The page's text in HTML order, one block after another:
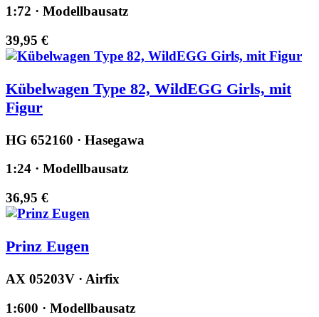
1:72 · Modellbausatz
39,95 €
Kübelwagen Type 82, WildEGG Girls, mit
Figur
HG 652160 · Hasegawa
1:24 · Modellbausatz
36,95 €
Prinz Eugen
AX 05203V · Airfix
1:600 · Modellbausatz